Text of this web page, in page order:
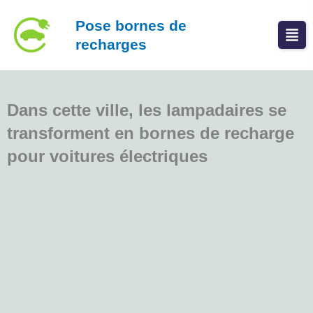
contenu
Pose bornes de
recharges
Dans cette ville, les lampadaires se
transforment en bornes de recharge
pour voitures électriques